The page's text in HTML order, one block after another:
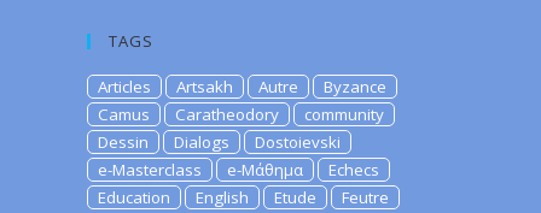
TAGS
Articles Artsakh Autre
Byzance
Camus
Caratheodory
community
Dessin
Dialogs
Dostoievski
e-Masterclass
e-Μάθημα
Echecs
Education
English Etude
Feutre